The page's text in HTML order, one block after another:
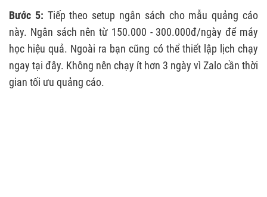
Bước 5: Tiếp theo setup ngân sách cho mẫu quảng cáo
này. Ngân sách nên từ 150.000 - 300.000đ/ngày để máy
học hiệu quả. Ngoài ra bạn cũng có thể thiết lập lịch chạy
ngay tại đây. Không nên chạy ít hơn 3 ngày vì Zalo cần thời
gian tối ưu quảng cáo.